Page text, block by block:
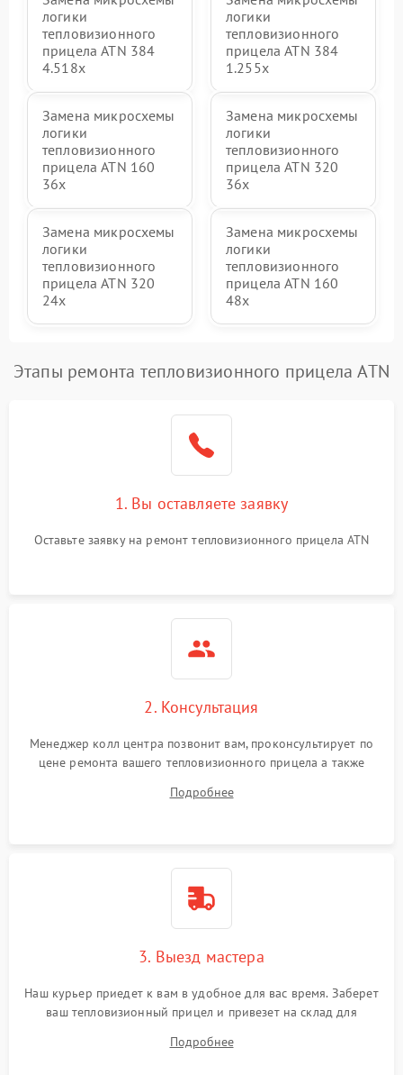
логики
тепловизионного
прицела ATN 384
4.518x
логики
тепловизионного
прицела ATN 384
1.255х
Замена микросхемы
логики
тепловизионного
прицела ATN 160
36x
Замена микросхемы
логики
тепловизионного
прицела ATN 320
36x
Замена микросхемы
логики
тепловизионного
прицела ATN 320
24x
Замена микросхемы
логики
тепловизионного
прицела ATN 160
48x
Этапы ремонта тепловизионного прицела ATN
1. Вы оставляете заявку
Оставьте заявку на ремонт тепловизионного прицела ATN
2. Консультация
Менеджер колл центра позвонит вам, проконсультирует по
цене ремонта вашего тепловизионного прицела а также
Подробнее
3. Выезд мастера
Наш курьер приедет к вам в удобное для вас время. Заберет
ваш тепловизионный прицел и привезет на склад для
Подробнее